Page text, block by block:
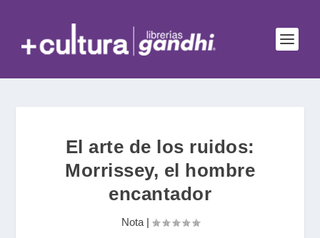
El arte de los ruidos:
Morrissey, el hombre
encantador
Nota|